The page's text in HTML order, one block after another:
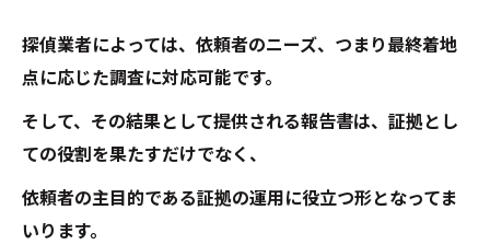
探偵業者によっては、依頼者のニーズ、つまり最終着地
点に応じた調査に対応可能です。
そして、その結果として提供される報告書は、証拠とし
ての役割を果たすだけでなく、
依頼者の主目的である証拠の運用に役立つ形となってま
いります。